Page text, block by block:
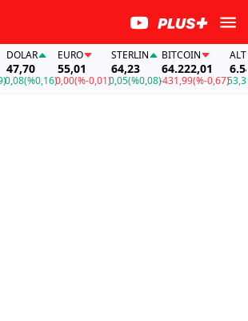
DOLAR
47,70
(%0,16)
EURO
55,01
0,00(%-0,01)
STERLIN
64,23
0,05(%0,08)
BITCOIN
64.222,01
-431,99(%-0,67)
ALTIN
53,34